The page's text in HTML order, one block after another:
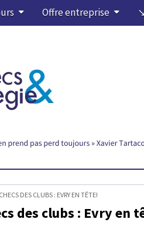
Offre entreprise
DES CLUBS : EVRY EN TÊTE!
des clubs : Evry en